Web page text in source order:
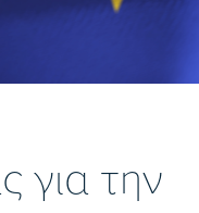
για την